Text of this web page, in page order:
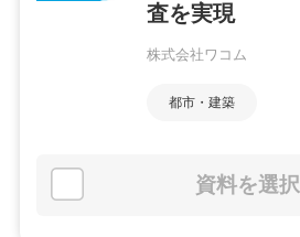
査を実現
株式会社ワコム
都市・建築
資料を選択